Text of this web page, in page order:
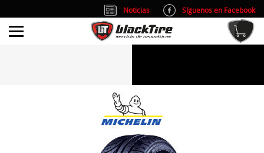
Noticias
Síguenos en Facebook
info@blacktire.es
Atención al cliente: L/V 9:00-14:00 y 15:00-19:00